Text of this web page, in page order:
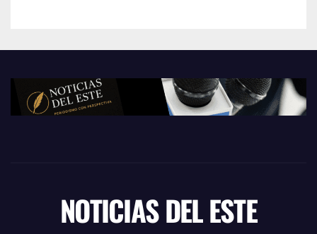
n
a
r
NOTICIAS DEL ESTE